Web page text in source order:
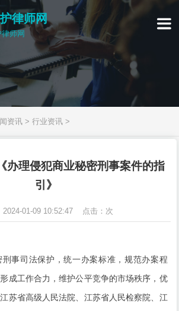
律师网
师网

资讯 > 行业资讯 >
办理侵犯商业秘密刑事案件的指
引》
2024-01-09 10:52:47 点击： 次
刑事司法保护，统一办案标准，规范办案程
成工作合力，维护公平竞争的市场秩序，优
苏省高级人民法院、江苏省人民检察院、江